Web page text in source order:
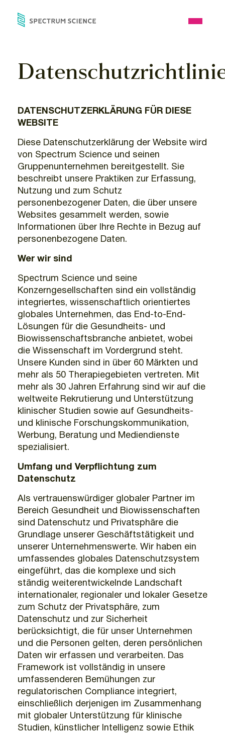
Open
DATENSCHUTZERKLÄRUNG FÜR DIESE
WEBSITE
Diese Datenschutzerklärung der Website wird
von Spectrum Science und seinen
Gruppenunternehmen bereitgestellt. Sie
beschreibt unsere Praktiken zur Erfassung,
Nutzung und zum Schutz
personenbezogener Daten, die über unsere
Websites gesammelt werden, sowie
Informationen über Ihre Rechte in Bezug auf
personenbezogene Daten.
Wer wir sind
Spectrum Science und seine
Konzerngesellschaften sind ein vollständig
integriertes, wissenschaftlich orientiertes
globales Unternehmen, das End-to-End-
Lösungen für die Gesundheits- und
Biowissenschaftsbranche anbietet, wobei
die Wissenschaft im Vordergrund steht.
Unsere Kunden sind in über 60 Märkten und
mehr als 50 Therapiegebieten vertreten. Mit
mehr als 30 Jahren Erfahrung sind wir auf die
weltweite Rekrutierung und Unterstützung
klinischer Studien sowie auf Gesundheits-
und klinische Forschungskommunikation,
Werbung, Beratung und Mediendienste
spezialisiert.
Umfang und Verpflichtung zum
Datenschutz
Als vertrauenswürdiger globaler Partner im
Bereich Gesundheit und Biowissenschaften
sind Datenschutz und Privatsphäre die
Grundlage unserer Geschäftstätigkeit und
unserer Unternehmenswerte. Wir haben ein
umfassendes globales Datenschutzsystem
eingeführt, das die komplexe und sich
ständig weiterentwickelnde Landschaft
internationaler, regionaler und lokaler Gesetze
zum Schutz der Privatsphäre, zum
Datenschutz und zur Sicherheit
berücksichtigt, die für unser Unternehmen
und die Personen gelten, deren persönlichen
Daten wir erfassen und verarbeiten. Das
Framework ist vollständig in unsere
umfassenderen Bemühungen zur
regulatorischen Compliance integriert,
einschließlich derjenigen im Zusammenhang
mit globaler Unterstützung für klinische
Studien, künstlicher Intelligenz sowie Ethik